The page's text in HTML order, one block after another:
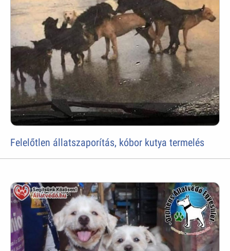
Felelőtlen állatszaporítás, kóbor kutya termelés